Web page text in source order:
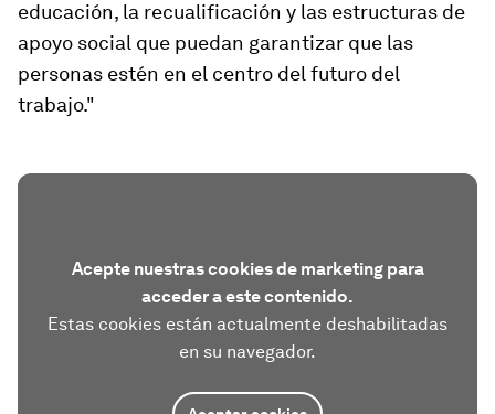
educación, la recualificación y las estructuras de
apoyo social que puedan garantizar que las
personas estén en el centro del futuro del
trabajo."
Acepte nuestras cookies de marketing para
acceder a este contenido.
Estas cookies están actualmente deshabilitadas
en su navegador.